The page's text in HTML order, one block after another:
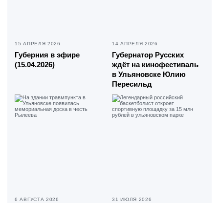
15 АПРЕЛЯ 2026
Губерния в эфире
(15.04.2026)
14 АПРЕЛЯ 2026
Губернатор Русских
ждёт на кинофестиваль
в Ульяновске Юлию
Пересильд
6 АВГУСТА 2026 31 ИЮЛЯ 2026